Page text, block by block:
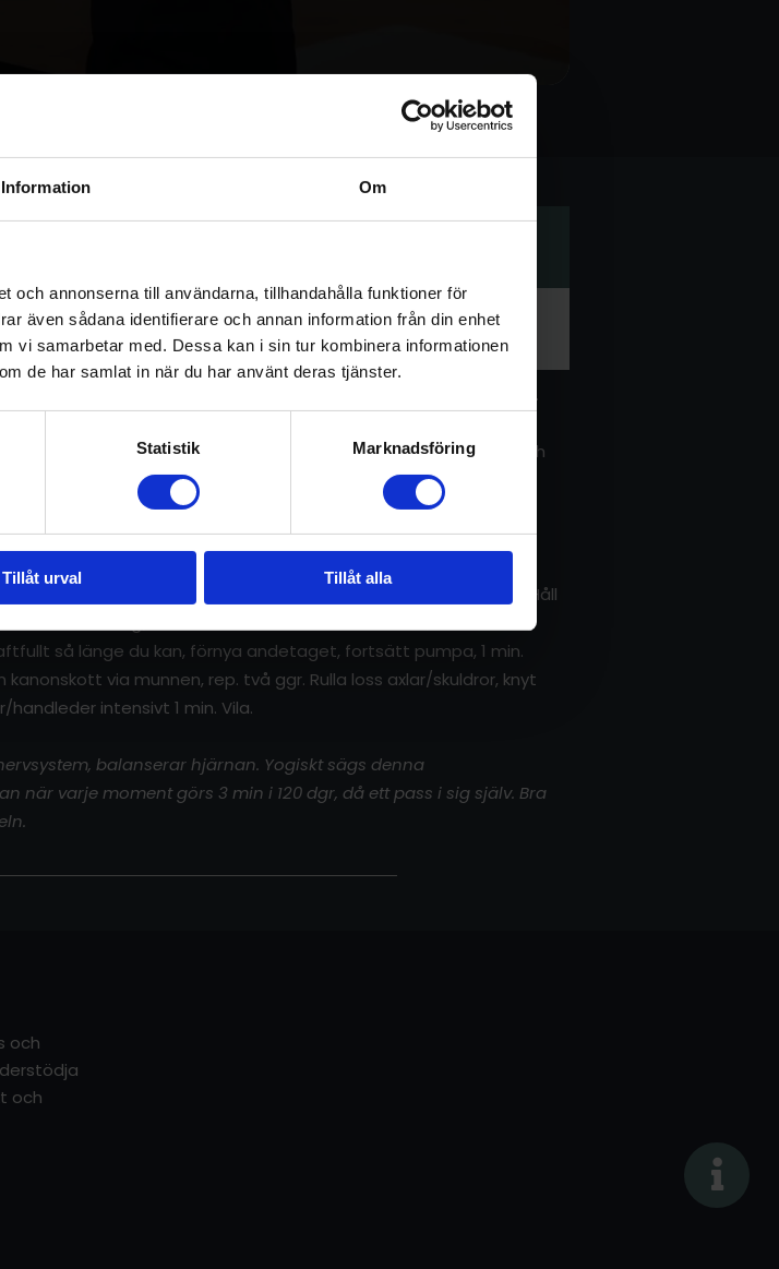
Information Om
och annonserna till användarna, tillhandahålla funktioner för
även sådana identifierare och annan information från din enhet
vi samarbetar med. Dessa kan i sin tur kombinera informationen
de har samlat in när du har använt deras tjänster.
Statistik Marknadsföring
Tillåt urval Tillåt alla
du börjar
sägs vara 5,000 år gammal, där du andas på olika sätt i 3 min.
armar, axlar, andningsmuskulatur och nervsystem. Den
den nedre triangeln och hjärtchakrat – den sägs också hela och
120 dagar.
mot varandra, handflatorna utåt, sträck armarna framåt. Håll
ett andetag/min. Efter 1 min. andas in via näsan, ut kraftfullt
så länge du kan, förnya andetaget, fortsätt pumpa, 1 min.
via munnen, rep. två ggr. Rulla loss axlar/skuldror, knyt
intensivt 1 min. Vila.
balanserar hjärnan. Yogiskt sägs denna
varje moment görs 3 min i 120 dgr, då ett pass i sig själv. Bra
och
och